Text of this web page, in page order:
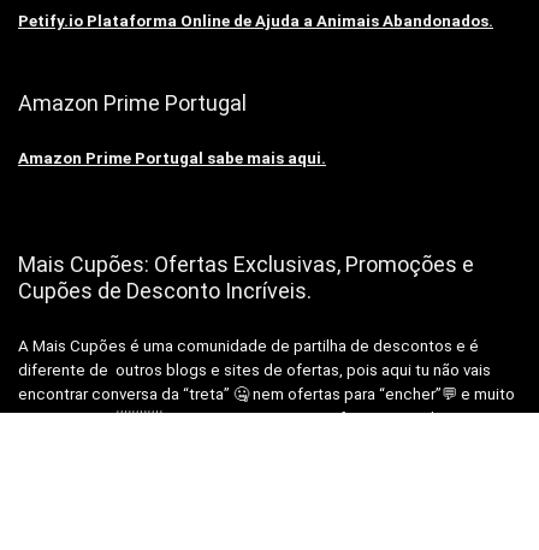
Petify.io Plataforma Online de Ajuda a Animais Abandonados.
Amazon Prime Portugal
Amazon Prime Portugal sabe mais aqui.
Mais Cupões: Ofertas Exclusivas, Promoções e
Cupões de Desconto Incríveis.
A Mais Cupões é uma comunidade de partilha de descontos e é
diferente de outros blogs e sites de ofertas, pois aqui tu não vais
encontrar conversa da “treta” 🤐 nem ofertas para “encher”💬 e muito
menos spam 📨📨📨, vais encontrar apenas ofertas reais de uma